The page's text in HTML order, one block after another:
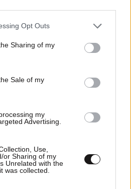
app uses one or more Google
behaviour. You may click to
and its third-party tags to
purposes in below Google
Opt Outs
Sharing of my
Sale of my
my
Advertising.
Use,
or Sharing of my
Unrelated with the
was collected.